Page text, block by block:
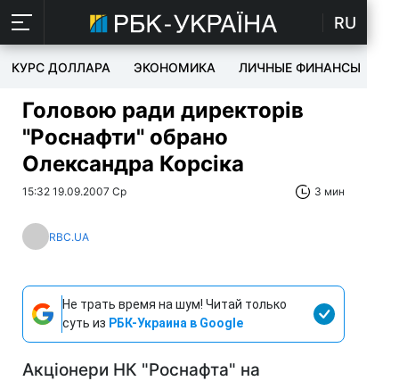
RU
КУРС ДОЛЛАРА ЭКОНОМИКА ЛИЧНЫЕ ФИНАНСЫ
Головою ради директорів
"Роснафти" обрано
Олександра Корсiка
15:32 19.09.2007 Ср 3 мин
RBC.UA
Не трать время на шум! Читай только
суть из РБК-Украина в Google
Акціонери НК "Роснафта" на